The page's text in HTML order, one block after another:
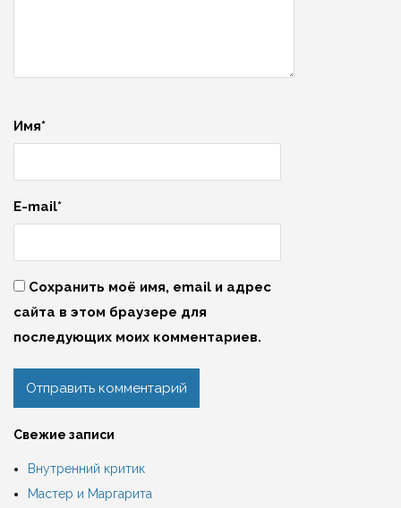
Имя*
E-mail*
Сохранить моё имя, email и адрес
сайта в этом браузере для
последующих моих комментариев.
Свежие записи
Внутренний критик
Мастер и Маргарита